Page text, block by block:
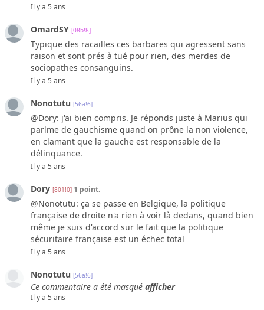
Il y a 5 ans
OmardSY [08b!8]
Typique des racailles ces barbares qui agressent sans
raison et sont prés à tué pour rien, des merdes de
sociopathes consanguins.
Il y a 5 ans
Nonotutu [56a!6]
@Dory: j'ai bien compris. Je réponds juste à Marius qui
parlme de gauchisme quand on prône la non violence,
en clamant que la gauche est responsable de la
délinquance.
Il y a 5 ans
Dory [801!0] 1 point.
@Nonotutu: ça se passe en Belgique, la politique
française de droite n'a rien à voir là dedans, quand bien
même je suis d'accord sur le fait que la politique
sécuritaire française est un échec total
Il y a 5 ans
Nonotutu [56a!6]
Ce commentaire a été masqué afficher
Il y a 5 ans